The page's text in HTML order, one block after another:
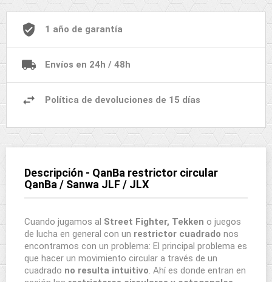
1 año de garantía
Envíos en 24h / 48h
Política de devoluciones de 15 días
Descripción - QanBa restrictor circular
QanBa / Sanwa JLF / JLX
Cuando jugamos al Street Fighter, Tekken o juegos
de lucha en general con un restrictor cuadrado nos
encontramos con un problema: El principal problema es
que hacer un movimiento circular a través de un
cuadrado no resulta intuitivo. Ahí es donde entran en